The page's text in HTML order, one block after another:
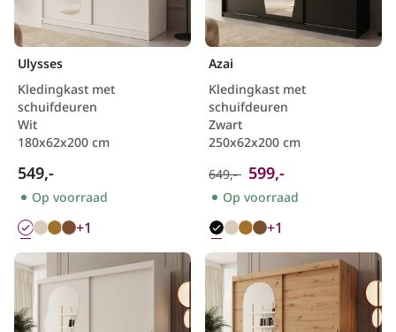
Ulysses
Kledingkast met
schuifdeuren
Wit
180x62x200 cm
549,-
Op voorraad
+1
Azai
Kledingkast met
schuifdeuren
Zwart
250x62x200 cm
649,- 599,-
Op voorraad
+1